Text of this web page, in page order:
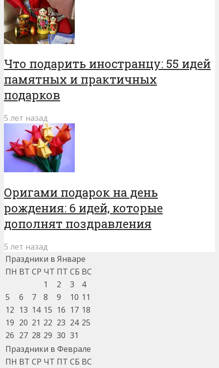
Что подарить иностранцу: 55 идей
памятных и практичных
подарков
5 лет назад
Оригами подарок на день
рождения: 6 идей, которые
дополнят поздравления
5 лет назад
Праздники в Январе
ПН ВТ СР ЧТ ПТ СБ ВС
1
2 3
4
5
6 7 8 9 10 11
12 13 14 15 16 17 18
19 20 21 22 23 24 25
26 27 28 29 30 31
Праздники в Феврале
ПН ВТ СР ЧТ ПТ СБ ВС